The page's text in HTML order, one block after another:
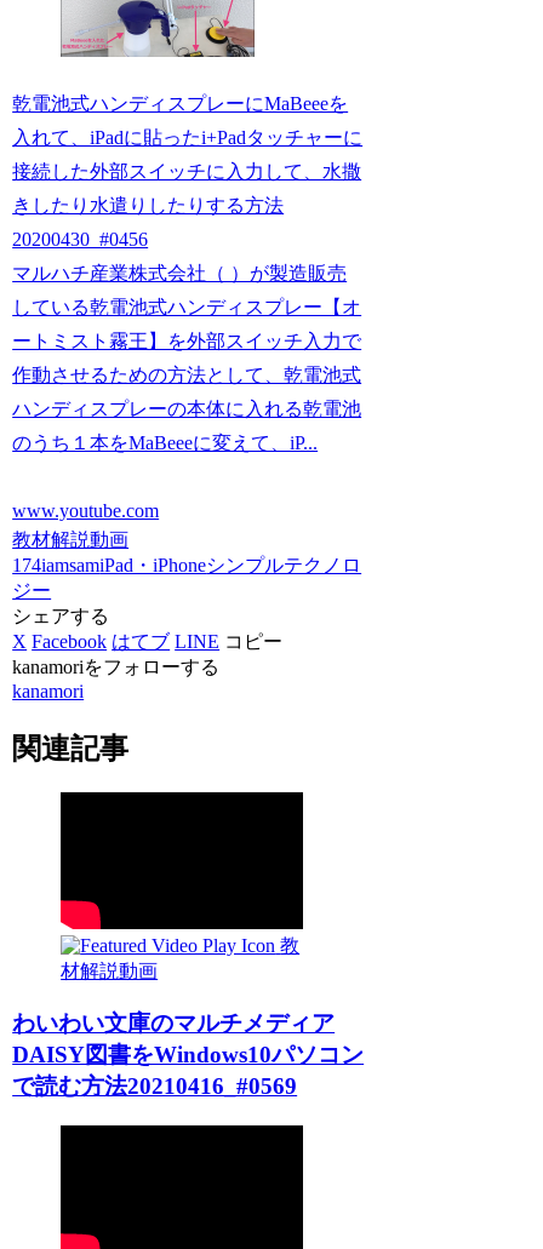
乾電池式ハンディスプレーにMaBeeeを
入れて、iPadに貼ったi+Padタッチャーに
接続した外部スイッチに入力して、水撒
きしたり水遣りしたりする方法
20200430_#0456
マルハチ産業株式会社（ ）が製造販売
している乾電池式ハンディスプレー【オ
ートミスト霧王】を外部スイッチ入力で
作動させるための方法として、乾電池式
ハンディスプレーの本体に入れる乾電池
のうち１本をMaBeeeに変えて、iP...
www.youtube.com
教材解説動画
174iamsamiPad・iPhoneシンプルテクノロ
ジー
シェアする
X Facebook はてブ LINE コピー
kanamoriをフォローする
kanamori
関連記事
教
材解説動画
わいわい文庫のマルチメディア
DAISY図書をWindows10パソコン
で読む方法20210416_#0569